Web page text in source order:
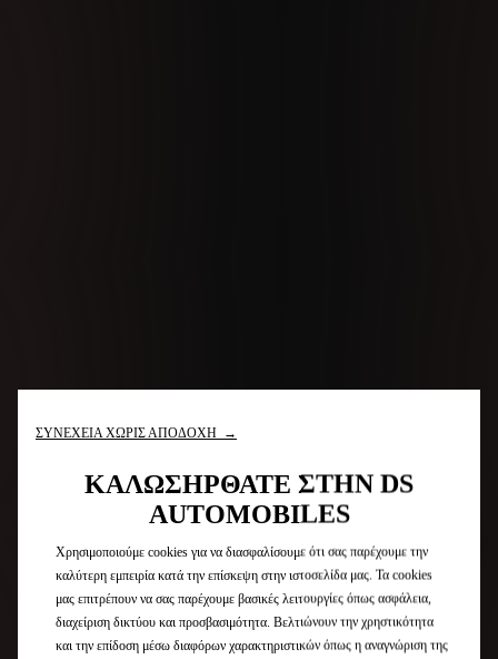
ΣΥΝΕΧΕΙΑ ΧΩΡΙΣ ΑΠΟΔΟΧΗ →
ΚΑΛΩΣΗΡΘΑΤΕ ΣΤΗΝ DS
AUTOMOBILES
Χρησιμοποιούμε cookies για να διασφαλίσουμε ότι σας παρέχουμε την
καλύτερη εμπειρία κατά την επίσκεψη στην ιστοσελίδα μας. Τα cookies
μας επιτρέπουν να σας παρέχουμε βασικές λειτουργίες όπως ασφάλεια,
διαχείριση δικτύου και προσβασιμότητα. Βελτιώνουν την χρηστικότητα
και την επίδοση μέσω διαφόρων χαρακτηριστικών όπως η αναγνώριση της